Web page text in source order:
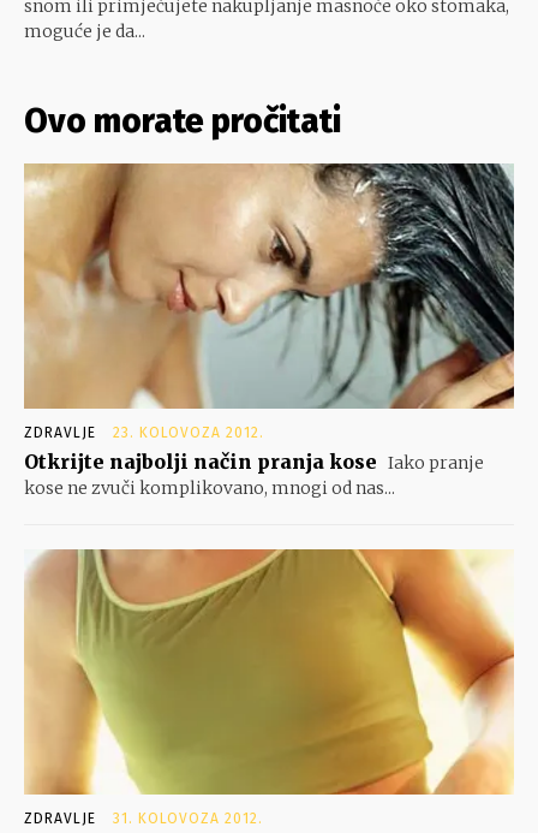
snom ili primjećujete nakupljanje masnoće oko stomaka,
moguće je da...
Ovo morate pročitati
ZDRAVLJE 23. KOLOVOZA 2012.
Otkrijte najbolji način pranja kose Iako pranje
kose ne zvuči komplikovano, mnogi od nas...
ZDRAVLJE 31. KOLOVOZA 2012.